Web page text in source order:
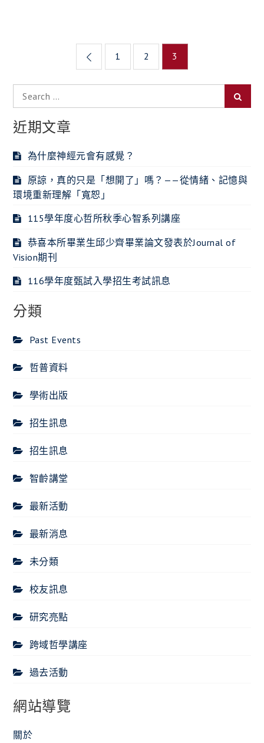
章
導
覽
1 2 3
Search
for:
近期文章
為什麼神經元會有感覺？
原諒，真的只是「想開了」嗎？——從情緒、記憶與
環境重新理解「寬恕」
115學年度心哲所秋季心智系列講座
恭喜本所畢業生邱少齊畢業論文發表於Journal of
Vision期刊
116學年度甄試入學招生考試訊息
分類
Past Events
哲普資料
學術出版
招生訊息
招生訊息
智齡講堂
最新活動
最新消息
未分類
校友訊息
研究亮點
跨域哲學講座
過去活動
網站導覽
關於